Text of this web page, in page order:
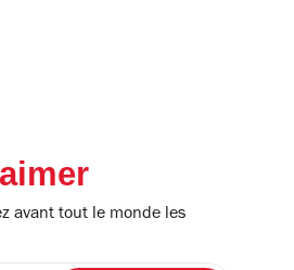
aimer
avant tout le monde les